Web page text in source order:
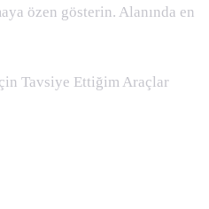
özen gösterin. Alanında en
Tavsiye Ettiğim Araçlar